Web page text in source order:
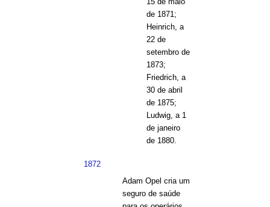
de 1871;
Heinrich, a
22 de
setembro de
1873;
Friedrich, a
30 de abril
de 1875;
Ludwig, a 1
de janeiro
de 1880.
1872
Adam Opel cria um
seguro de saúde